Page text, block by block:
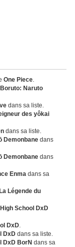
One Piece.
Boruto: Naruto
dans sa liste.
des yôkai
dans sa liste.
Demonbane dans
Demonbane dans
Enma dans sa
Légende du
High School DxD
DxD.
DxD dans sa liste.
DxD BorN dans sa